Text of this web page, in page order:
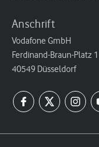
Anschrift
Vodafone GmbH
Ferdinand-Braun-Platz 1
40549 Düsseldorf